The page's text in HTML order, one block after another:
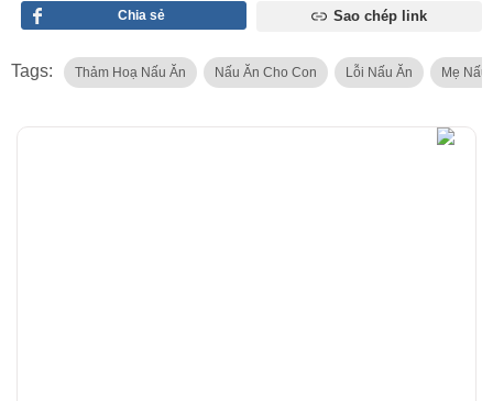
Chia sẻ Sao chép link
Tags: Thảm Hoạ Nấu Ăn Nấu Ăn Cho Con Lỗi Nấu Ăn Mẹ Nấu